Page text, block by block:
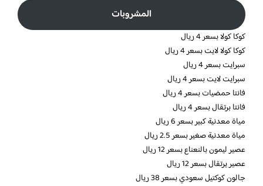
المشروبات
كوكا كولا بسعر 4 ريال
كوكا كولا لايت بسعر 4 ريال
سبرايت بسعر 4 ريال
سبرايت لايت بسعر 4 ريال
فانتا حمضيات بسعر 4 ريال
فانتا برتقال بسعر 4 ريال
مياة معدنية كبير بسعر 6 ريال
مياة معدنية صغير بسعر 2.5 ريال
عصير ليمون بالنعناع بسعر 12 ريال
عصير يرتقال بسعر 12 ريال
جالون كوكتيل سعودي بسعر 38 ريال